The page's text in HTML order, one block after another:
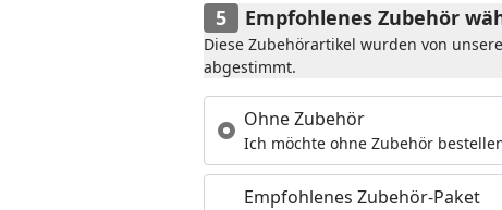
Empfohlenes Zubehör
Diese Zubehörartikel wurden von
abgestimmt.
Ohne Zubehör
Ich möchte ohne Zubehör
Empfohlenes Zubehör-Paket